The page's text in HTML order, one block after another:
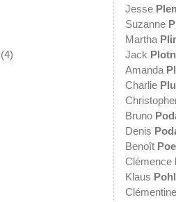
(4)
Jesse
Suzanne
Martha
Jack
Amanda
Charlie
Bruno
Denis
Benoît
Clémence
Klaus Pohl
Clémentine